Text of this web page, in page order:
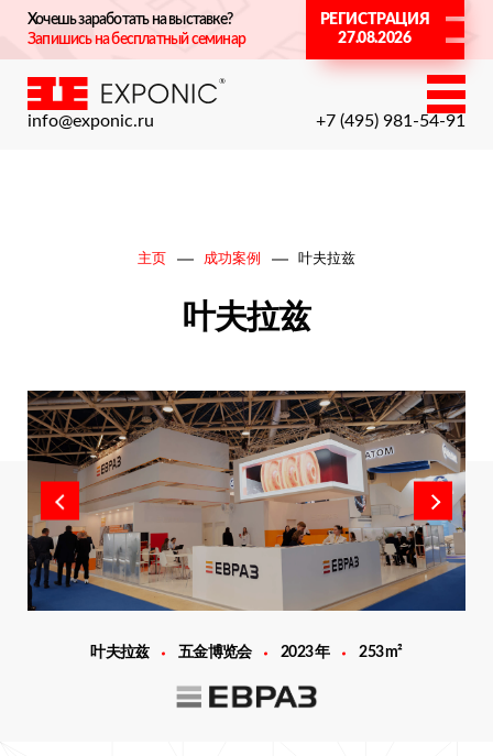
Хочешь заработать на выставке?
Запишись на бесплатный семинар
РЕГИСТРАЦИЯ
27.08.2026
info@exponic.ru +7 (495) 981-54-91
主页 成功案例 叶夫拉兹
叶夫拉兹
叶夫拉兹 五金博览会 2023 年 253 m²